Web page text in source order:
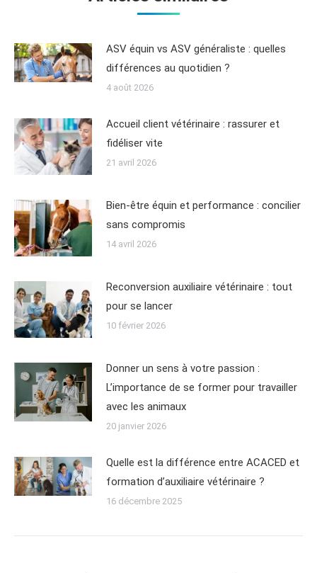
ASV équin vs ASV généraliste : quelles
différences au quotidien ?
4 août 2026
Accueil client vétérinaire : rassurer et
fidéliser vite
21 avril 2026
Bien-être équin et performance : concilier
sans compromis
14 avril 2026
Reconversion auxiliaire vétérinaire : tout
pour se lancer
10 février 2026
Donner un sens à votre passion :
L’importance de se former pour travailler
avec les animaux
20 janvier 2026
Quelle est la différence entre ACACED et
formation d’auxiliaire vétérinaire ?
16 décembre 2025